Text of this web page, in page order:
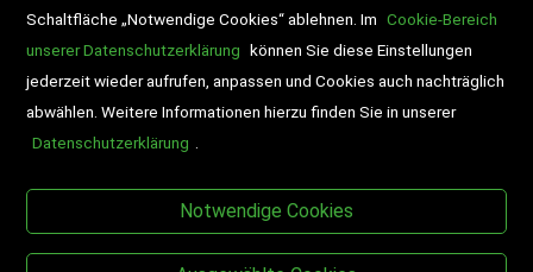
BESUCHEN SIE UNS
Schaltfläche „Notwendige Cookies“ ablehnen. Im Cookie-Bereich
unserer Datenschutzerklärung können Sie diese Einstellungen
jederzeit wieder aufrufen, anpassen und Cookies auch nachträglich
abwählen. Weitere Informationen hierzu finden Sie in unserer
Datenschutzerklärung
Notwendige Cookies